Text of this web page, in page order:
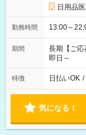
日用品
勤務時間
期間
長期【ご応
即日～
特徴 日払いOK /
気になる！